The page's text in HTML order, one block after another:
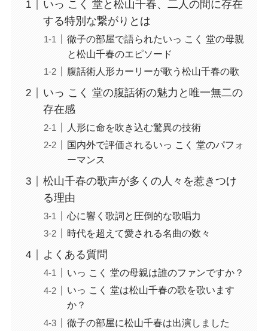
いっ こく 堂と松山千春、二人の間に存在
する特別な繋がりとは
徹子の部屋で語られたいっ こく 堂の母親
と松山千春のエピソード
腹話術人形カーリーが歌う松山千春の歌
いっ こく 堂の腹話術の魅力と唯一無二の
存在感
人形に命を吹き込む驚異の技術
国内外で評価されるいっ こく 堂のパフォ
ーマンス
松山千春の歌声が多くの人々を惹きつけ
る理由
心に響く歌詞と圧倒的な歌唱力
時代を超えて愛される名曲の数々
よくある質問
いっ こく 堂の母親は誰のファンですか？
いっ こく 堂は松山千春の歌を歌います
か？
徹子の部屋に松山千春は出演しました